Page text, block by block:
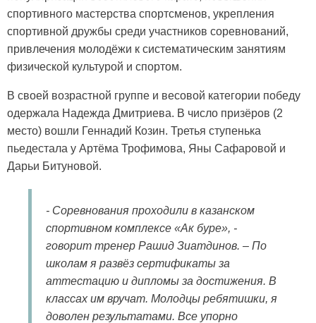
спортивного мастерства спортсменов, укрепления
спортивной дружбы среди участников соревнований,
привлечения молодёжи к систематическим занятиям
физической культурой и спортом.
В своей возрастной группе и весовой категории победу
одержала Надежда Дмитриева. В число призёров (2
место) вошли Геннадий Козин. Третья ступенька
пьедестала у Артёма Трофимова, Яны Сафаровой и
Дарьи Битуновой.
- Соревнования проходили в казанском
спортивном комплексе «Ак буре», -
говорит тренер Рашид Зиатдинов. – По
школам я развёз сертификаты за
аттестацию и дипломы за достижения. В
классах им вручат. Молодцы ребятишки, я
доволен результатами. Все упорно